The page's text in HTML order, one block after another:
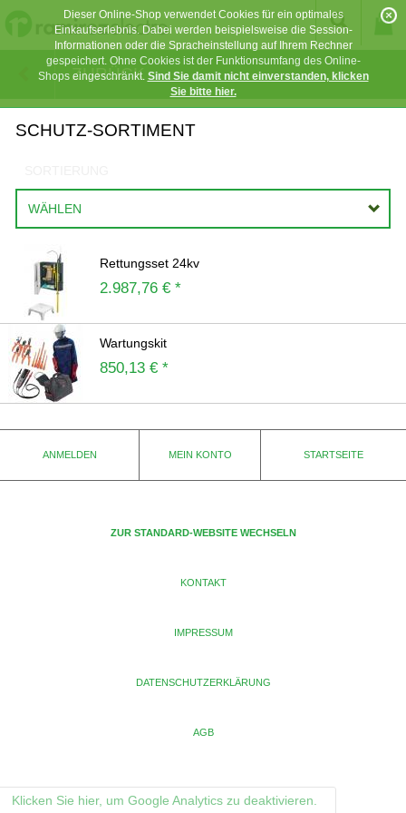
Dieser Online-Shop verwendet Cookies für ein optimales
Einkaufserlebnis. Dabei werden beispielsweise die Session-
Informationen oder die Spracheinstellung auf Ihrem Rechner
gespeichert. Ohne Cookies ist der Funktionsumfang des Online-
Shops eingeschränkt. Sind Sie damit nicht einverstanden, klicken
Sie bitte hier.
ZURÜCK
SCHUTZ-SORTIMENT
WÄHLEN
Rettungsset 24kv
2.987,76 € *
Wartungskit
850,13 € *
ANMELDEN MEIN KONTO STARTSEITE
ZUR STANDARD-WEBSITE WECHSELN
KONTAKT
IMPRESSUM
DATENSCHUTZERKLÄRUNG
AGB
Klicken Sie hier, um Google Analytics zu deaktivieren.